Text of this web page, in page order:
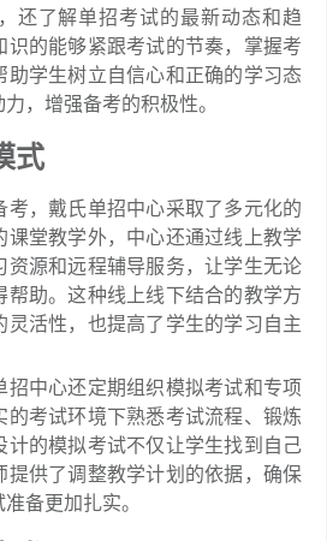
还了解单招考试的最新动态和趋
识的能够紧跟考试的节奏，掌握考
助学生树立自信心和正确的学习态
，增强备考的积极性。
式
考，戴氏单招中心采取了多元化的
课堂教学外，中心还通过线上教学
资源和远程辅导服务，让学生无论
帮助。这种线上线下结合的教学方
灵活性，也提高了学生的学习自主
招中心还定期组织模拟考试和专项
的考试环境下熟悉考试流程、锻炼
计的模拟考试不仅让学生找到自己
提供了调整教学计划的依据，确保
备更加扎实。